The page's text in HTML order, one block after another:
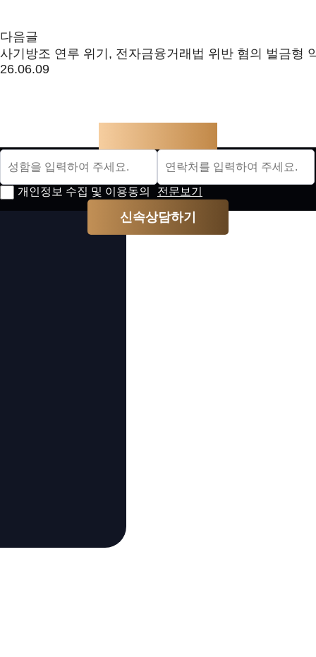
다음글
사기방조 연루 위기, 전자금융거래법 위반 혐의 벌금형
26.06.09
개인정보 수집 및 이용동의 전문보기
신속상담하기